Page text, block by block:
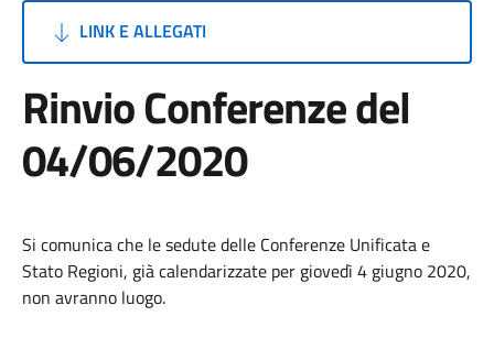
LINK E ALLEGATI
Rinvio Conferenze del
04/06/2020
Si comunica che le sedute delle Conferenze Unificata e
Stato Regioni, già calendarizzate per giovedì 4 giugno 2020,
non avranno luogo.